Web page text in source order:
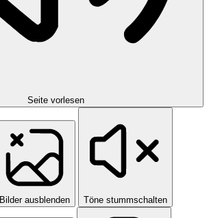
Seite vorlesen
Bilder ausblenden Töne stummschalten